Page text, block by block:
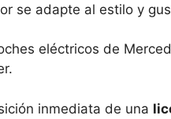
se adapte al estilo y
eléctricos de
inmediata de una